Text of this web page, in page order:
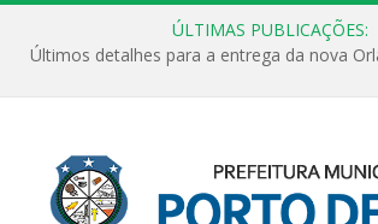
ÚLTIMAS PUBLICAÇÕES: